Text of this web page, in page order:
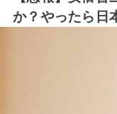
か？やったら日